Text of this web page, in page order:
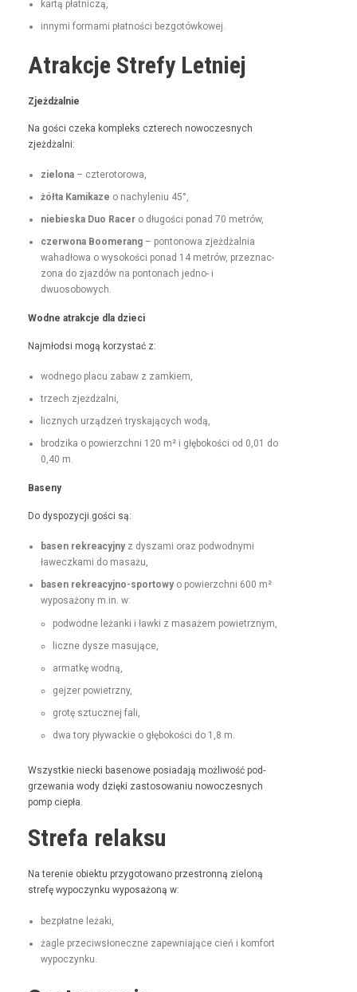
kartą płat­niczą,
inny­mi for­ma­mi płat­noś­ci bezgotówkowej.
Atrakcje Strefy Letniej
Zjeżdżal­nie
Na goś­ci czeka kom­pleks czterech nowoczes­nych
zjeżdżalni:
zielona– czterotorowa,
żół­ta Kamikaze o nachyle­niu 45°,
niebies­ka Duo Rac­ero dłu­goś­ci pon­ad 70 metrów,
czer­wona Boomerang– pontonowa zjeżdżal­nia
wahadłowa o wysokoś­ci pon­ad 14 metrów, przez­nac­
zona do zjazdów na pon­tonach jed­no- i
dwuosobowych.
Wodne atrakc­je dla dzieci
Najmłod­si mogą korzys­tać z:
wod­nego placu zabaw z zamkiem,
trzech zjeżdżal­ni,
licznych urządzeń tryska­ją­cych wodą,
brodzi­ka o powierzch­ni 120 m² i głębokoś­ci od 0,01 do
0,40 m.
Base­ny
Do dys­pozy­cji goś­ci są:
basen rekrea­cyjnyz dysza­mi oraz pod­wod­ny­mi
ławeczka­mi do masażu,
basen rekrea­cyjno-sportowyo powierzch­ni 600 m²
wyposażony m.in. w:
pod­wodne leżan­ki i ław­ki z masażem powietrznym,
liczne dysze masujące,
armatkę wod­ną,
gejz­er powietrzny,
grotę sztucznej fali,
dwa tory pływack­ie o głębokoś­ci do 1,8 m.
Wszys­tkie niec­ki basenowe posi­ada­ją możli­wość pod­
grze­wa­nia wody dzię­ki zas­tosowa­niu nowoczes­nych
pomp ciepła.
Strefa relaksu
Na tere­nie obiek­tu przy­go­towano prze­stron­ną zieloną
stre­fę wypoczynku wyposażoną w:
bezpłatne leża­ki,
żagle prze­ci­wsłoneczne zapew­ni­a­jące cień i kom­fort
wypoczynku.